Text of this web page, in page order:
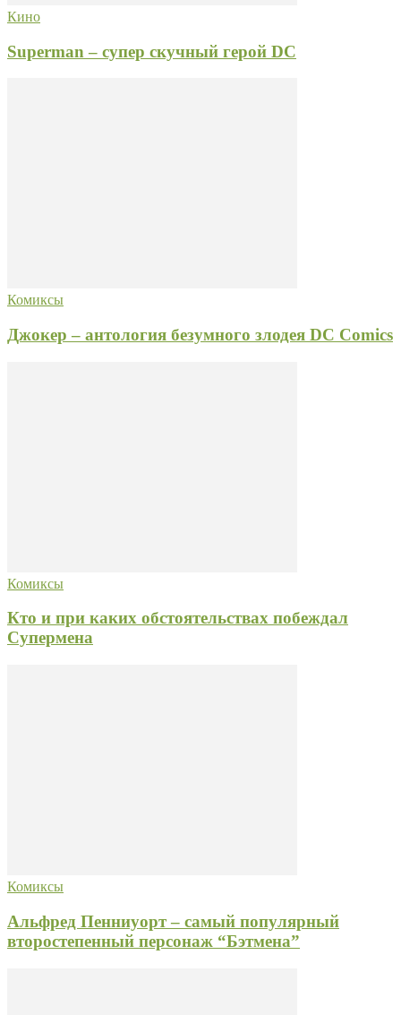
Кино
Superman – супер скучный герой DC
Комиксы
Джокер – антология безумного злодея DC Comics
Комиксы
Кто и при каких обстоятельствах побеждал
Супермена
Комиксы
Альфред Пенниуорт – самый популярный
второстепенный персонаж “Бэтмена”